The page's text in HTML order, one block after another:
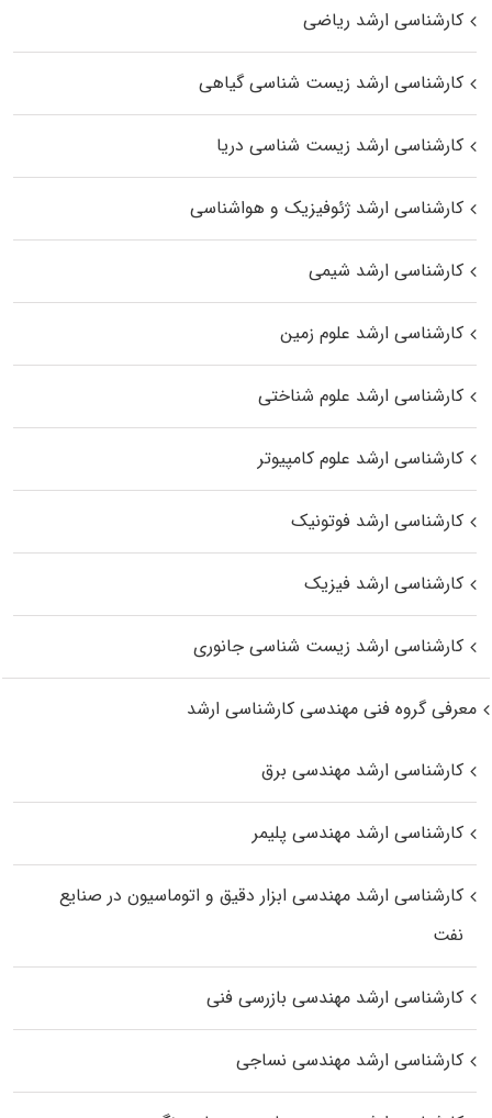
کارشناسی ارشد ریاضی
کارشناسی ارشد زیست‌ شناسی گیاهی
کارشناسی ارشد زیست‌ شناسی دریا
کارشناسی ارشد ژئوفیزیک و هواشناسی
کارشناسی ارشد شیمی
کارشناسی ارشد علوم زمین
کارشناسی ارشد علوم شناختی
کارشناسی ارشد علوم کامپیوتر
کارشناسی ارشد فوتونیک
کارشناسی ارشد فیزیک
کارشناسی ارشد زیست‌ شناسی جانوری
معرفی گروه فنی مهندسی کارشناسی ارشد
کارشناسی ارشد مهندسی برق
کارشناسی ارشد مهندسی پلیمر
کارشناسی ارشد مهندسی ابزار دقیق و اتوماسیون در صنایع
نفت
کارشناسی ارشد مهندسی بازرسی فنی
کارشناسی ارشد مهندسی نساجی